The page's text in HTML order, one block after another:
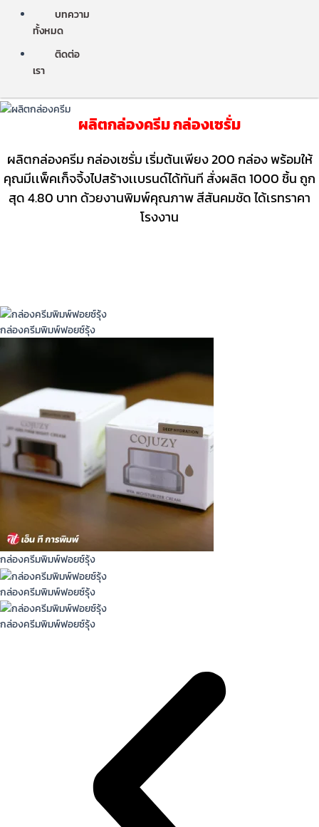
บทความ
ทั้งหมด
ติดต่อ
เรา
ผลิตกล่องครีม กล่องเซรั่ม
ผลิตกล่องครีม กล่องเซรั่ม เริ่มต้นเพียง 200 กล่อง พร้อมให้
คุณมีเเพ็คเก็จจิ้งไปสร้างเเบรนด์ได้ทันที สั่งผลิต 1000 ชิ้น ถูก
สุด 4.80 บาท ด้วยงานพิมพ์คุณภาพ สีสันคมชัด ได้เรทราคา
โรงงาน
กล่องครีมพิมพ์ฟอยซ์รุ้ง
กล่องครีมพิมพ์ฟอยซ์รุ้ง
กล่องครีมพิมพ์ฟอยซ์รุ้ง
กล่องครีมพิมพ์ฟอยซ์รุ้ง